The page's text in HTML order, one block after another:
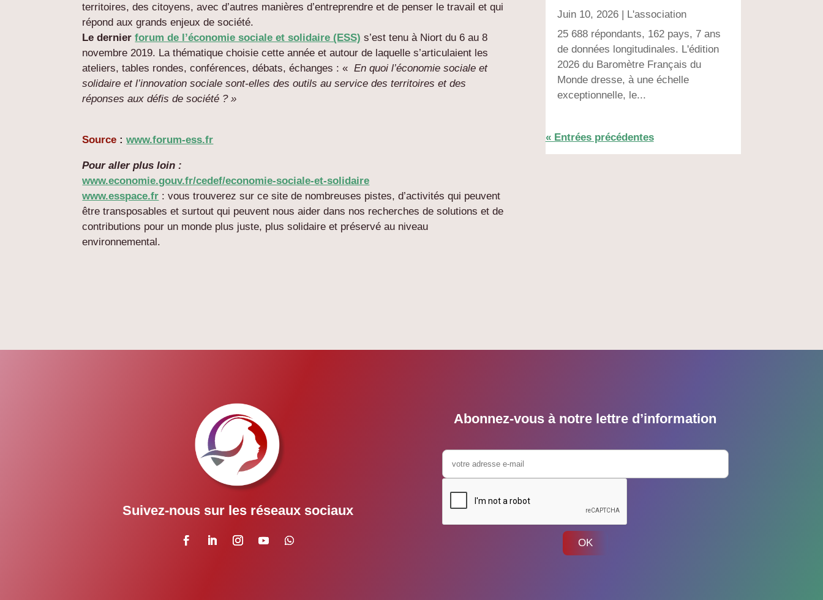
territoires, des citoyens, avec d’autres manières d’entreprendre et de penser le travail et qui
répond aux grands enjeux de société.
Le dernierforum de l’économie sociale et solidaire (ESS) s’est tenu à Niort du 6 au 8
novembre 2019. La thématique choisie cette année et autour de laquelle s’articulaient les
ateliers, tables rondes, conférences, débats, échanges : « En quoi l’économie sociale et
solidaire et l’innovation sociale sont-elles des outils au service des territoires et des
réponses aux défis de société ? »
Source :www.forum-ess.fr
Pour aller plus loin :
www.economie.gouv.fr/cedef/economie-sociale-et-solidaire
www.esspace.fr : vous trouverez sur ce site de nombreuses pistes, d’activités qui peuvent
être transposables et surtout qui peuvent nous aider dans nos recherches de solutions et de
contributions pour un monde plus juste, plus solidaire et préservé au niveau
environnemental.
Juin 10, 2026| L'association
25 688 répondants, 162 pays, 7 ans
de données longitudinales. L'édition
2026 du Baromètre Français du
Monde dresse, à une échelle
exceptionnelle, le...
« Entrées précédentes
Suivez-nous sur les réseaux sociaux
Abonnez-vous à notre lettre d’information
OK